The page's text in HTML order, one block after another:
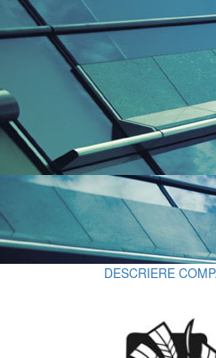
DESCRIERE